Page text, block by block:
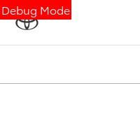
Debug Mode